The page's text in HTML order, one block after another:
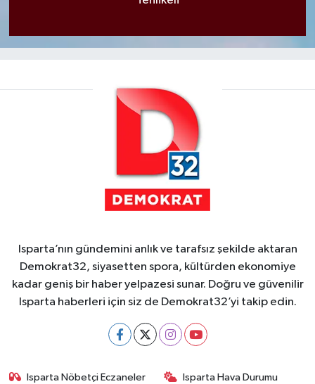
Isparta’nın gündemini anlık ve tarafsız şekilde aktaran
Demokrat32, siyasetten spora, kültürden ekonomiye
kadar geniş bir haber yelpazesi sunar. Doğru ve güvenilir
Isparta haberleri için siz de Demokrat32’yi takip edin.
Isparta Nöbetçi Eczaneler Isparta Hava Durumu